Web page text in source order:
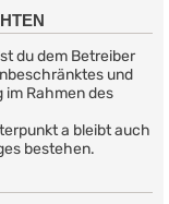
du dem Betreiber
und
Rahmen des
a bleibt auch
bestehen.